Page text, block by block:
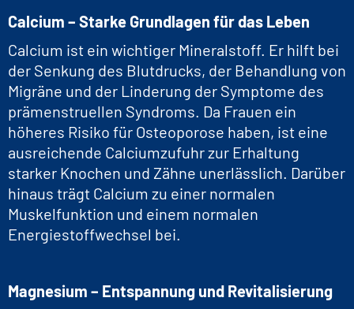
Calcium – Starke Grundlagen für das Leben
Calcium ist ein wichtiger Mineralstoff. Er hilft bei
der Senkung des Blutdrucks, der Behandlung von
Migräne und der Linderung der Symptome des
prämenstruellen Syndroms. Da Frauen ein
höheres Risiko für Osteoporose haben, ist eine
ausreichende Calciumzufuhr zur Erhaltung
starker Knochen und Zähne unerlässlich. Darüber
hinaus trägt Calcium zu einer normalen
Muskelfunktion und einem normalen
Energiestoffwechsel bei.
Magnesium – Entspannung und Revitalisierung